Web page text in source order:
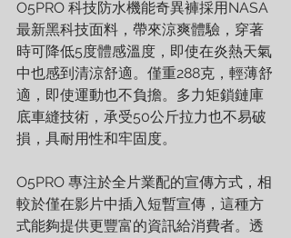
O5PRO 科技防水機能奇異褲採用NASA
最新黑科技面料，帶來涼爽體驗，穿著
時可降低5度體感溫度，即使在炎熱天氣
中也感到清涼舒適。僅重288克，輕薄舒
適，即使運動也不負擔。多力矩鎖鏈庫
底車縫技術，承受50公斤拉力也不易破
損，具耐用性和牢固度。
O5PRO 專注於全片業配的宣傳方式，相
較於僅在影片中插入短暫宣傳，這種方
式能夠提供更豐富的資訊給消費者。透